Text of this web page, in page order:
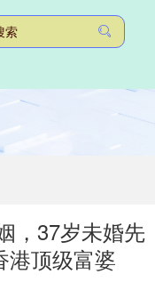
，37岁未婚先
港顶级富婆